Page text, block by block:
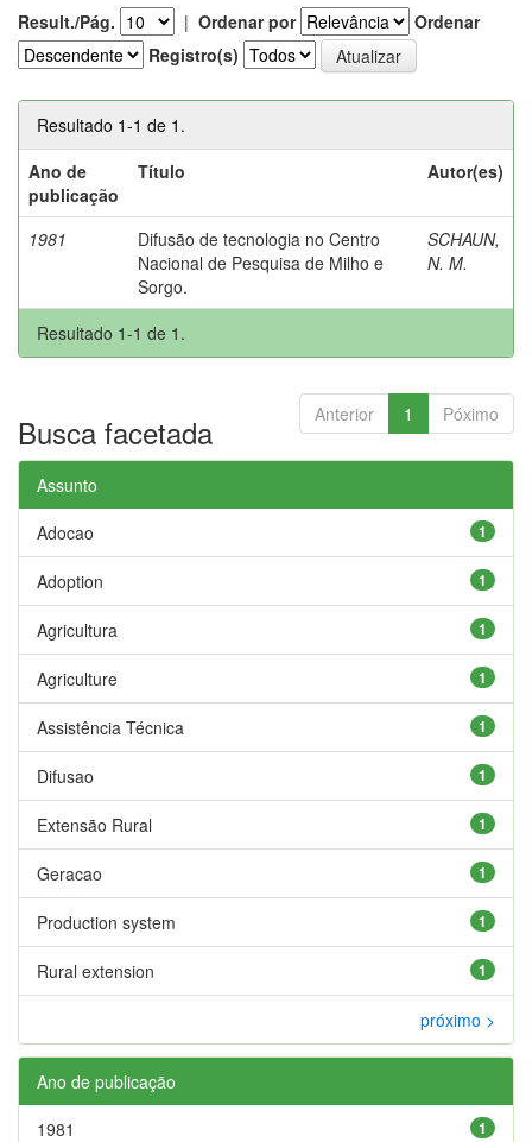
Result./Pág. | Ordenar por
Ordenar
Registro(s)
Resultado 1-1 de 1.
Ano de
publicação
Título Autor(es)
1981
Difusão de tecnologia no Centro
Nacional de Pesquisa de Milho e
Sorgo.
SCHAUN,
N. M.
Resultado 1-1 de 1.
Anterior 1 Póximo
Busca facetada
Assunto
1
Adocao
1
Adoption
1
Agricultura
1
Agriculture
1
Assistência Técnica
1
Difusao
1
Extensão Rural
1
Geracao
1
Production system
1
Rural extension
próximo >
Ano de publicação
1
1981